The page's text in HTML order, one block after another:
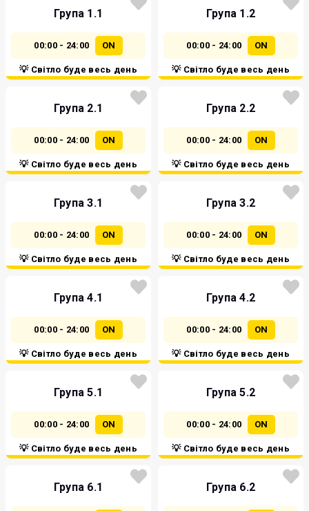
Група 1.1
00:00 - 24:00 ON
💡 Світло буде весь день
Група 1.2
00:00 - 24:00 ON
💡 Світло буде весь день
Група 2.1
00:00 - 24:00 ON
💡 Світло буде весь день
Група 2.2
00:00 - 24:00 ON
💡 Світло буде весь день
Група 3.1
00:00 - 24:00 ON
💡 Світло буде весь день
Група 3.2
00:00 - 24:00 ON
💡 Світло буде весь день
Група 4.1
00:00 - 24:00 ON
💡 Світло буде весь день
Група 4.2
00:00 - 24:00 ON
💡 Світло буде весь день
Група 5.1
00:00 - 24:00 ON
💡 Світло буде весь день
Група 5.2
00:00 - 24:00 ON
💡 Світло буде весь день
Група 6.1 Група 6.2